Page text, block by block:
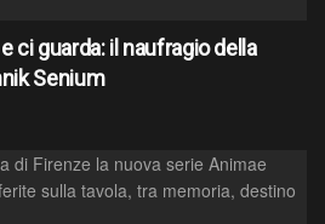
ci guarda: il naufragio della
Senium